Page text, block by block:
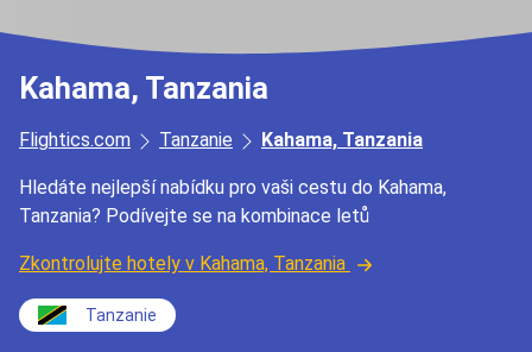
Kahama, Tanzania
Flightics.com Tanzanie Kahama, Tanzania
Hledáte nejlepší nabídku pro vaši cestu do Kahama,
Tanzania? Podívejte se na kombinace letů
Zkontrolujte hotely v Kahama, Tanzania
Tanzanie